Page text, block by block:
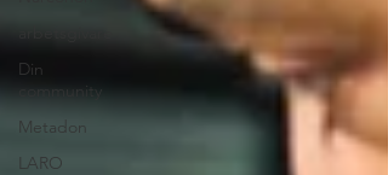
Din
community
Metadon
LARO